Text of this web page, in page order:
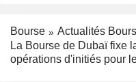
Bourse
Actualités
La Bourse de Dubaï fixe
opérations d'initiés pour